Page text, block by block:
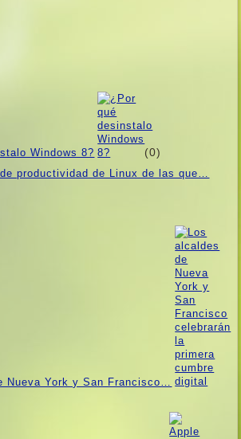
Windows 8? (0)
productividad de Linux de las que…
Nueva York y San Francisco…